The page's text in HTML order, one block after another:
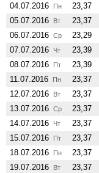
04.07.2016
Пн 23,37
05.07.2016
Вт 23,37
06.07.2016 Ср 23,29
07.07.2016
Чт 23,39
08.07.2016
Пт 23,39
11.07.2016
Пн 23,37
12.07.2016
Вт 23,37
13.07.2016 Ср 23,37
14.07.2016
Чт 23,37
15.07.2016
Пт 23,37
18.07.2016
Пн 23,37
19.07.2016
Вт 23,37